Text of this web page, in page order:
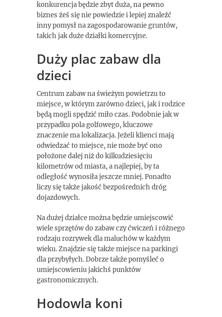
konkurencja będzie zbyt duża, na pewno
biznes żeś się nie powiedzie i lepiej znaleźć
inny pomysł na zagospodarowanie gruntów,
takich jak duże działki komercyjne.
Duży plac zabaw dla
dzieci
Centrum zabaw na świeżym powietrzu to
miejsce, w którym zarówno dzieci, jak i rodzice
będą mogli spędzić miło czas. Podobnie jak w
przypadku pola golfowego, kluczowe
znaczenie ma lokalizacja. Jeżeli klienci mają
odwiedzać to miejsce, nie może być ono
położone dalej niż do kilkudziesięciu
kilometrów od miasta, a najlepiej, by ta
odległość wynosiła jeszcze mniej. Ponadto
liczy się także jakość bezpośrednich dróg
dojazdowych.
Na dużej działce można będzie umiejscowić
wiele sprzętów do zabaw czy ćwiczeń i różnego
rodzaju rozrywek dla maluchów w każdym
wieku. Znajdzie się także miejsce na parkingi
dla przybyłych. Dobrze także pomyśleć o
umiejscowieniu jakichś punktów
gastronomicznych.
Hodowla koni